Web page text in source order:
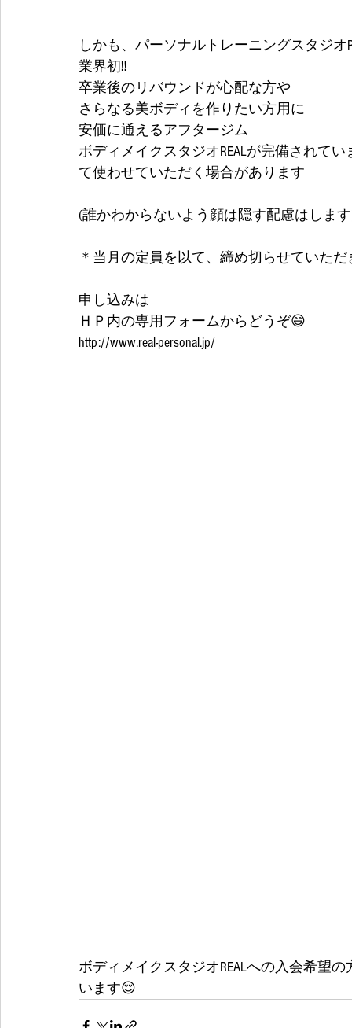
しかも、パーソナルトレーニングスタジオ
業界初‼
卒業後のリバウンドが心配な方や
さらなる美ボディを作りたい方用に
安価に通えるアフタージム
ボディメイクスタジオREALが完備されて
て使わせていただく場合があります
(誰かわからないよう顔は隠す配慮はしま
＊当月の定員を以て、締め切らせていただ
申し込みは
ＨＰ内の専用フォームからどうぞ😄
http://www.real-personal.jp/
ボディメイクスタジオREALへの入会希望
います😌